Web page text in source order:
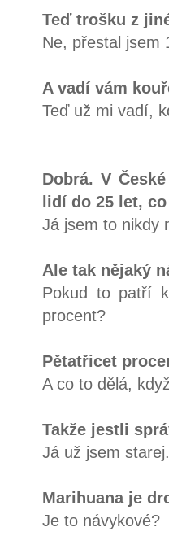
Teď trošku z
Ne, přestal jsem
A vadí vám
Teď už mi vadí,
Dobrá. V
lidí do 25 let,
Já jsem to nikdy
Ale tak nějaký
Pokud to patří
procent?
Pětatřicet
A co to dělá,
Takže jestli
Já už jsem
Marihuana je
Je to návykové?